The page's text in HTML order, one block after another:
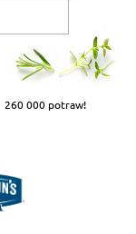
260 000 potraw!